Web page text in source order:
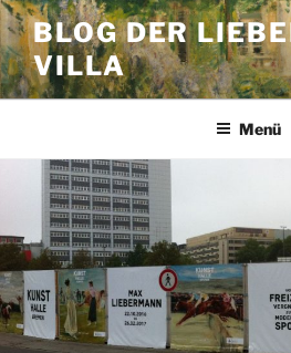
Zum
Inhalt
springen
BLOG DER
VILLA
Menü